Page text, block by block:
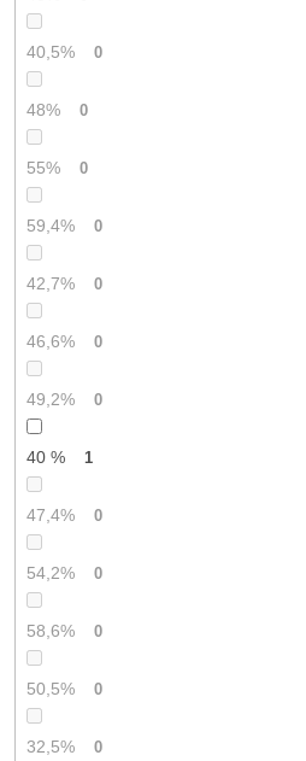
40,5% 0
48% 0
55% 0
59,4% 0
42,7% 0
46,6% 0
49,2% 0
40 % 1
47,4% 0
54,2% 0
58,6% 0
50,5% 0
32,5% 0